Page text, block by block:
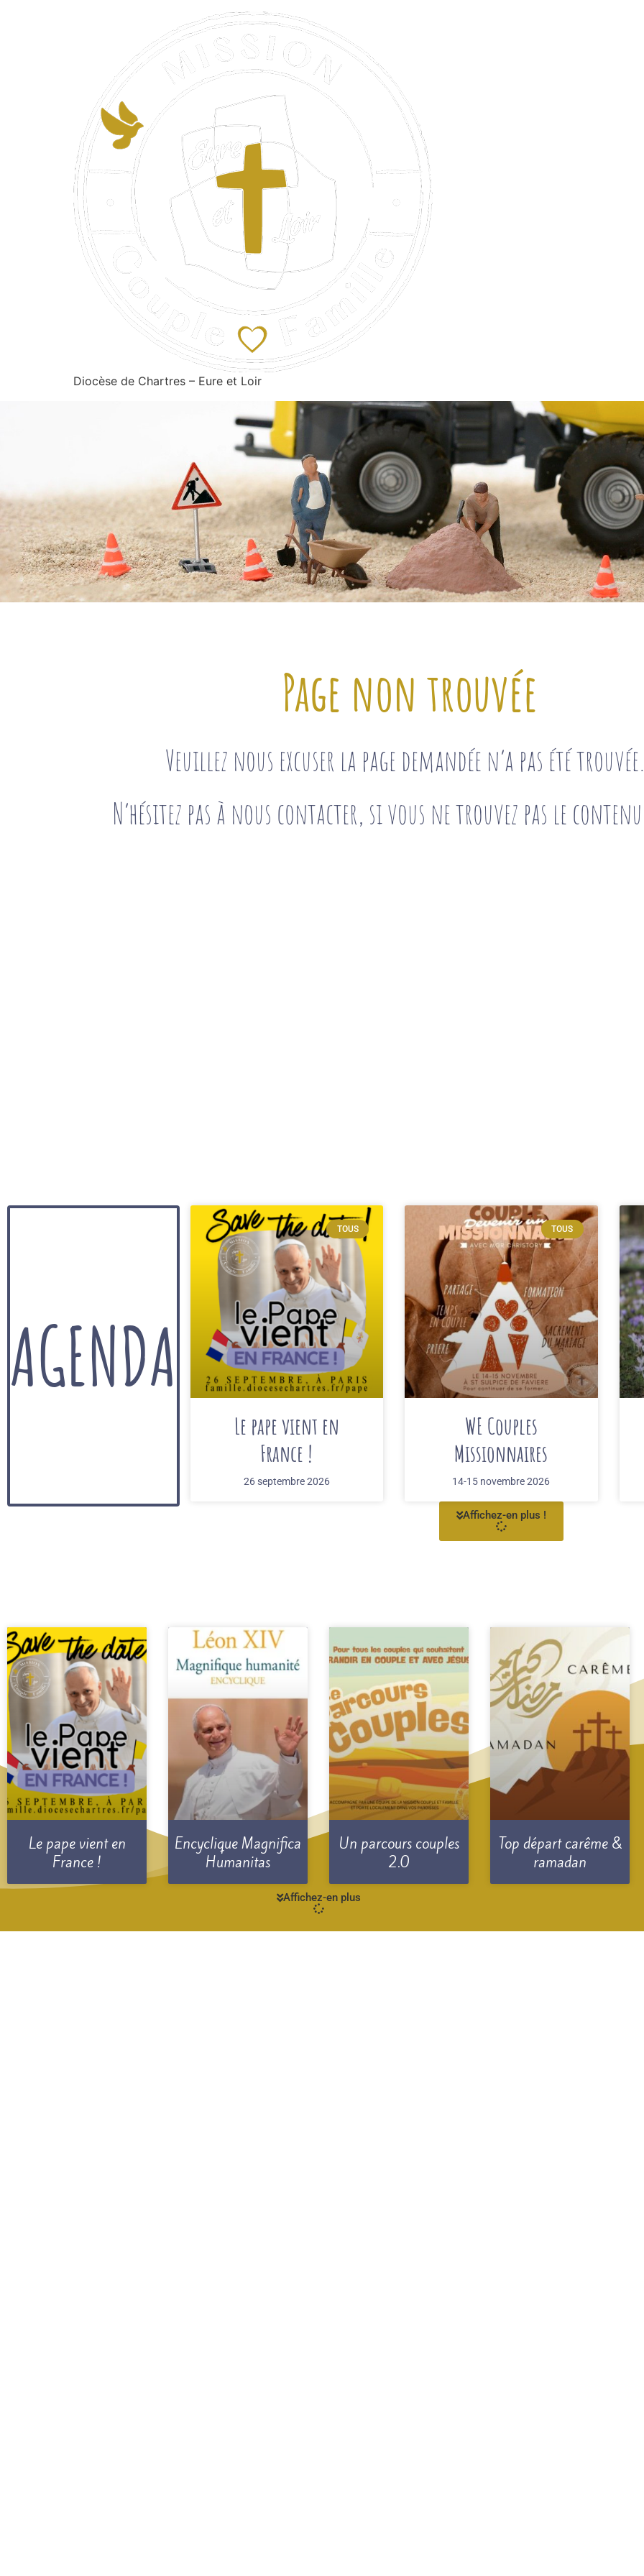
Diocèse de Chartres – Eure et Loir
Page non trouvée
Veuillez nous excuser la page demandée n’a pas été
N’hésitez pas à nous contacter, si vous ne trouvez pas le
AGENDA
TOUS
Le pape vient en
France !
26 septembre 2026
TOUS
WE Couples
Missionnaires
14-15 novembre 2026
Affichez-en plus !
Le pape vient en
France !
Encyclique Magnifica
Humanitas
Un parcours couples
2.0
Top départ carême &
ramadan
Affichez-en plus